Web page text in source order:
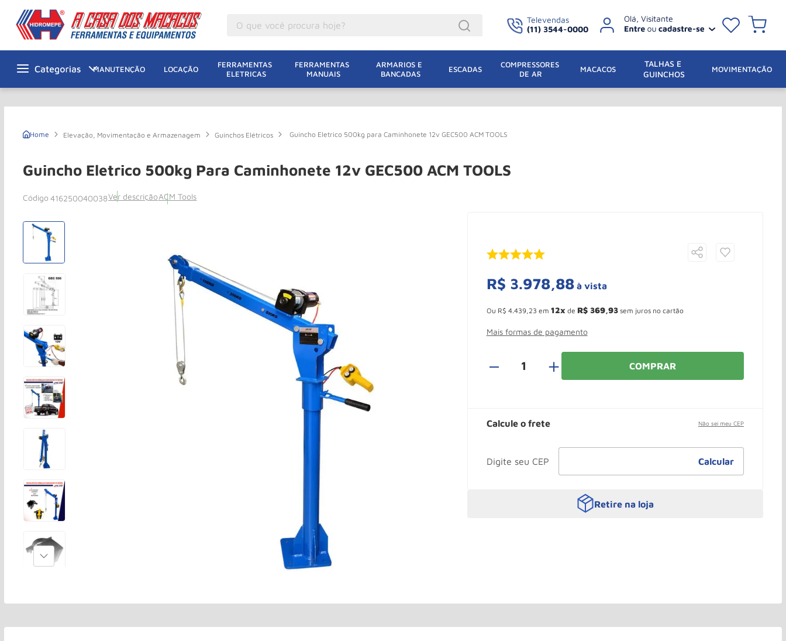
Televendas
(11) 3544-0000
MANUTENÇÃO LOCAÇÃO
FERRAMENTAS
ELETRICAS
FERRAMENTAS
MANUAIS
ARMARIOS E
BANCADAS
ESCADAS
COMPRESSORES
DE AR
MACACOS
TALHAS E
GUINCHOS
MOVIMENTAÇÃO
Elevação, Movimentação e Armazenagem Guinchos Elétricos Guincho Eletrico 500kg para Caminhonete 12v GEC500 ACM TOOLS
Guincho Eletrico 500kg Para Caminhonete 12v GEC500 ACM TOOLS
416250040038Ver descriçãoACM Tools
R$ 3.978,88à vista
Ou R$ 4.439, 23 em 12 de R$ 369,93sem juros no cartão
Mais formas de pagamento
＋ COMPRAR
Calcule o frete Não sei meu CEP
Retire na loja
1º Macacos
6º Talha Eletrica